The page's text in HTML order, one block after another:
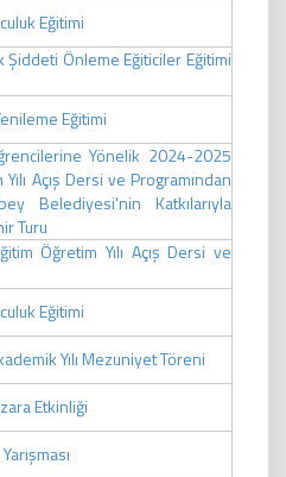
Eğitimi
Şiddeti Önleme Eğiticiler Eğitimi
Eğitimi
Yönelik 2024-2025
Açış Dersi ve Programından
Belediyesi'nin Katkılarıyla
Turu
Öğretim Yılı Açış Dersi ve
Eğitimi
Yılı Mezuniyet Töreni
Etkinliği